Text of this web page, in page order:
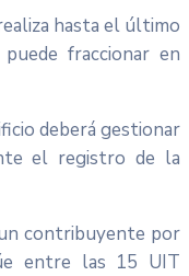
hasta el último
fraccionar en
deberá gestionar
el registro de la
contribuyente por
entre las 15 UIT